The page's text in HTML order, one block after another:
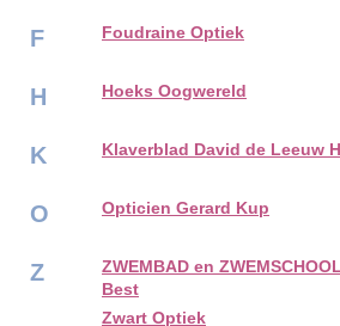
F Foudraine Optiek
H Hoeks Oogwereld
K Klaverblad David de Leeuw
O Opticien Gerard Kup
Z
ZWEMBAD en
Best
Zwart Optiek